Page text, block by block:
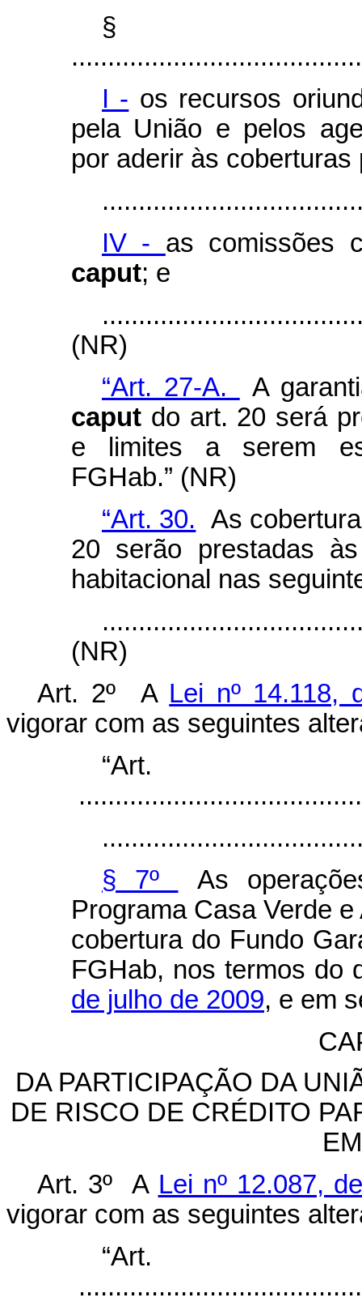
§
I - os recursos
pela União e pelos
por aderir às
IV - as comissões
caput; e
(NR)
“Art. 27-A.
A
caput do art. 20 será
e limites a serem
FGHab.” (NR)
“Art. 30. As
20 serão prestadas
habitacional nas
(NR)
Art. 2º A Lei nº 14.118,
vigorar com as seguintes
§ 7º
As
Programa Casa Verde
cobertura do Fundo
FGHab, nos termos do
de julho de 2009, e em
DA PARTICIPAÇÃO DA
DE RISCO DE CRÉDITO
Art. 3º A Lei nº 12.087,
vigorar com as seguintes